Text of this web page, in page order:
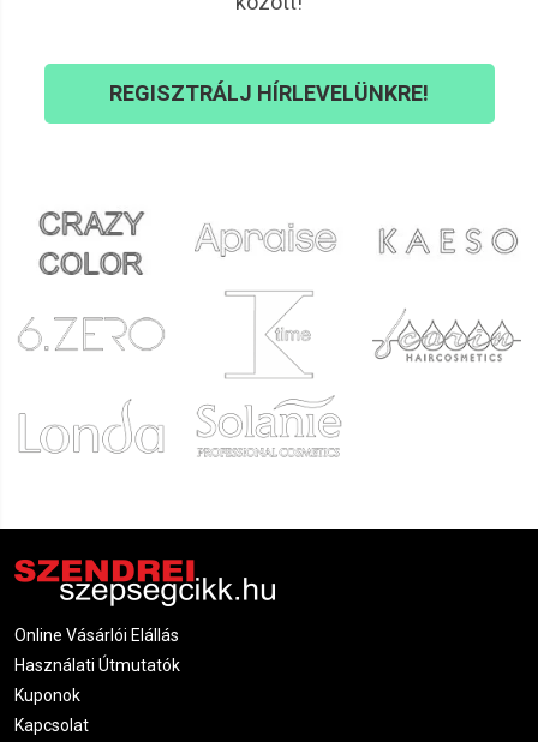
Miben segíti a fényterápia a kozmetikai
kezeléseket?
Rövidíti a regenerációs időt
kezelések, hámlasztások után is bevethető
Kiegészítőként vagy önállóan is alkalmazható
sokoldalú, látványos kezelés vendégeid számára
Látható és érezhető eredmények
– rendszeres
alkalmazással javul a bőr textúrája, tónusa és
hidratáltsága
bővíteni
Szalonoknak, ahol igény van
vagy bőrnyugtatás
Kezelések utáni bőrregenerálásra
REGISZTRÁLJ HÍRLEVELÜNKRE!
Online Vásárlói Elállás
Használati Útmutatók
Kuponok
Kapcsolat